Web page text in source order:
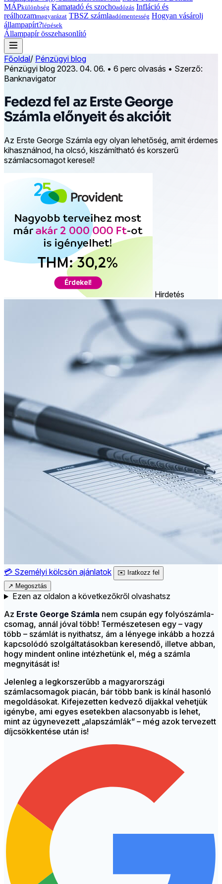
MÁPkülönbség Kamatadó és szochoadózás Infláció és
reálhozammagyarázat TBSZ számlaadómentesség Hogyan vásárolj
állampapírt?lépések
Állampapír összehasonlító
Főoldal/ Pénzügyi blog
Pénzügyi blog 2023. 04. 06. • 6 perc olvasás • Szerző:
Banknavigator
Fedezd fel az Erste George
Számla előnyeit és akcióit
Az Erste George Számla egy olyan lehetőség, amit érdemes
kihasználnod, ha olcsó, kiszámítható és korszerű
számlacsomagot keresel!
Hirdetés
💳 Személyi kölcsön ajánlatok ✉️ Iratkozz fel
↗ Megosztás
Ezen az oldalon a következőkről olvashatsz
Az Erste George Számla nem csupán egy folyószámla-
csomag, annál jóval több! Természetesen egy – vagy
több – számlát is nyithatsz, ám a lényege inkább a hozzá
kapcsolódó szolgáltatásokban keresendő, illetve abban,
hogy mindent online intézhetünk el, még a számla
megnyitását is!
Jelenleg a legkorszerűbb a magyarországi
számlacsomagok piacán, bár több bank is kínál hasonló
megoldásokat. Kifejezetten kedvező díjakkal vehetjük
igénybe, ami egyes esetekben alacsonyabb is lehet,
mint az úgynevezett „alapszámlák” – még azok tervezett
díjcsökkentése után is!